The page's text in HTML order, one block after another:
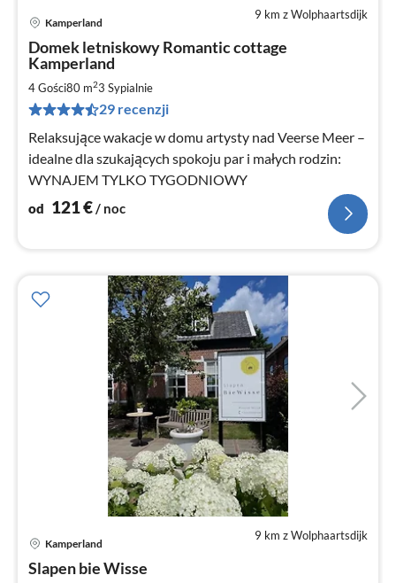
9 km z Wolphaartsdijk
Kamperland
Domek letniskowy Romantic cottage
Kamperland
4 Gości80 m23 Sypialnie
29 recenzji
Relaksujące wakacje w domu artysty nad Veerse Meer –
idealne dla szukających spokoju par i małych rodzin:
WYNAJEM TYLKO TYGODNIOWY
od 121€ / noc
9 km z Wolphaartsdijk
Kamperland
Slapen bie Wisse